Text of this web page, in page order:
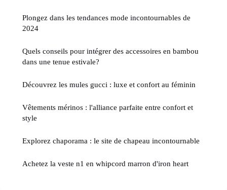
Plongez dans les tendances mode incontournables de
2024
Quels conseils pour intégrer des accessoires en bambou
dans une tenue estivale?
Découvrez les mules gucci : luxe et confort au féminin
Vêtements mérinos : l'alliance parfaite entre confort et
style
Explorez chaporama : le site de chapeau incontournable
Achetez la veste n1 en whipcord marron d'iron heart